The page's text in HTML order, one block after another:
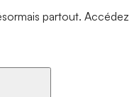
partout. Accédez